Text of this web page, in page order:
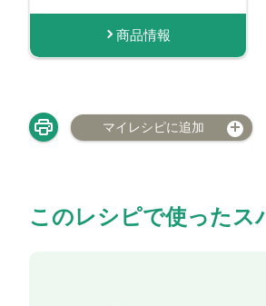
商品情報
マイレシピに追加
このレシピで使ったス